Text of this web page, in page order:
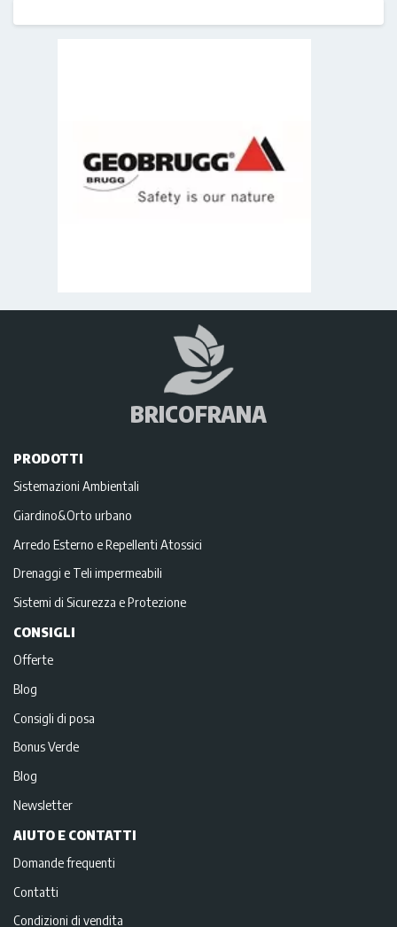
BRICOFRANA
PRODOTTI
Sistemazioni Ambientali
Giardino&Orto urbano
Arredo Esterno e Repellenti Atossici
Drenaggi e Teli impermeabili
Sistemi di Sicurezza e Protezione
CONSIGLI
Offerte
Blog
Consigli di posa
Bonus Verde
Blog
Newsletter
AIUTO E CONTATTI
Domande frequenti
Contatti
Condizioni di vendita